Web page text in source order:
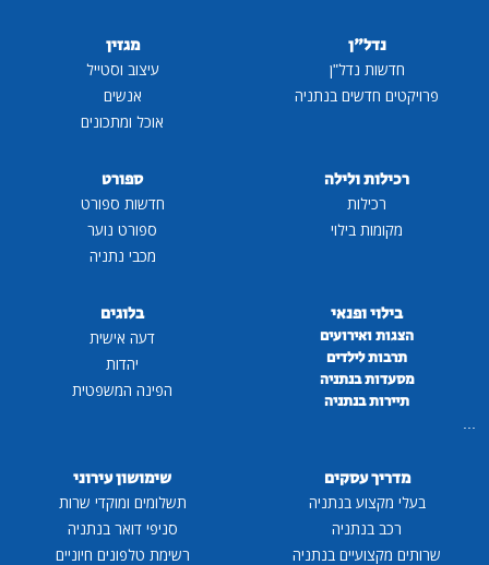
נדל"ן
חדשות נדל"ן
פרויקטים חדשים בנתניה
מגזין
עיצוב וסטייל
אנשים
אוכל ומתכונים
רכילות ולילה
רכילות
מקומות בילוי
ספורט
חדשות ספורט
ספורט נוער
מכבי נתניה
בילוי ופנאי
הצגות ואירועים
תרבות לילדים
מסעדות בנתניה
תיירות בנתניה
...
בלוגים
דעה אישית
יהדות
הפינה המשפטית
מדריך עסקים
בעלי מקצוע בנתניה
רכב בנתניה
שרותים מקצועיים בנתניה
שימושון עירוני
תשלומים ומוקדי שרות
סניפי דואר בנתניה
רשימת טלפונים חיוניים